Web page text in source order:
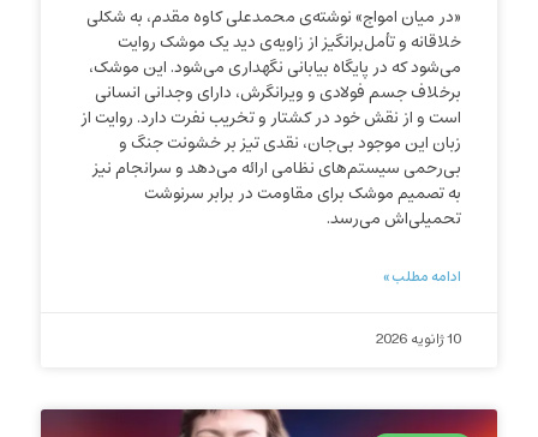
«در میان امواج» نوشته‌ی محمدعلی کاوه مقدم، به شکلی
خلاقانه و تأمل‌برانگیز از زاویه‌ی دید یک موشک روایت
می‌شود که در پایگاه بیابانی نگهداری می‌شود. این موشک،
برخلاف جسم فولادی و ویرانگرش، دارای وجدانی انسانی
است و از نقش خود در کشتار و تخریب نفرت دارد. روایت از
زبان این موجود بی‌جان، نقدی تیز بر خشونت جنگ و
بی‌رحمی سیستم‌های نظامی ارائه می‌دهد و سرانجام نیز
به تصمیم موشک برای مقاومت در برابر سرنوشت
تحمیلی‌اش می‌رسد.
ادامه مطلب »
10 ژانویه 2026